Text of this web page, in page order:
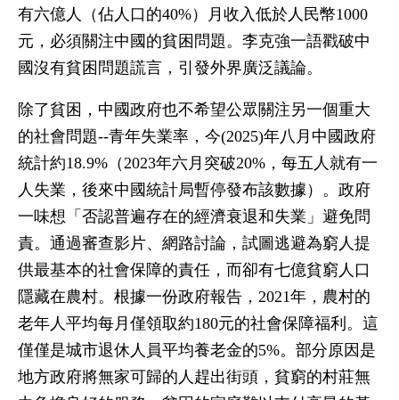
有六億人（佔人口的40%）月收入低於人民幣1000
元，必須關注中國的貧困問題。李克強一語戳破中
國沒有貧困問題謊言，引發外界廣泛議論。
除了貧困，中國政府也不希望公眾關注另一個重大
的社會問題--青年失業率，今(2025)年八月中國政府
統計約18.9%（2023年六月突破20%，每五人就有一
人失業，後來中國統計局暫停發布該數據）。政府
一味想「否認普遍存在的經濟衰退和失業」避免問
責。通過審查影片、網路討論，試圖逃避為窮人提
供最基本的社會保障的責任，而卻有七億貧窮人口
隱藏在農村。根據一份政府報告，2021年，農村的
老年人平均每月僅領取約180元的社會保障福利。這
僅僅是城市退休人員平均養老金的5%。部分原因是
地方政府將無家可歸的人趕出街頭，貧窮的村莊無